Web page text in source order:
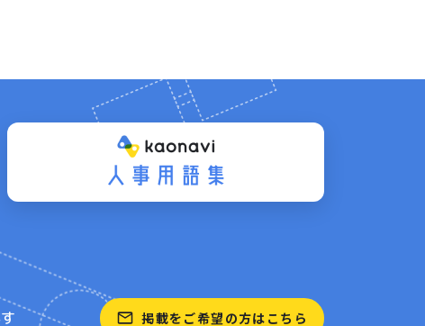
掲載をご希望の方はこちら